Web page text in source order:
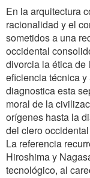
En la arquitectura
racionalidad y el
sometidos a una
occidental
divorcia la ética de
eficiencia técnica
diagnostica esta
moral de la
orígenes hasta la
del clero
La referencia
Hiroshima y
tecnológico, al